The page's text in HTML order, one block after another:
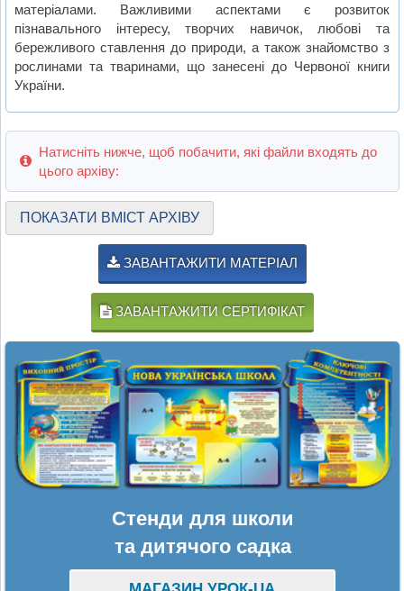
матеріалами. Важливими аспектами є розвиток
пізнавального інтересу, творчих навичок, любові та
бережливого ставлення до природи, а також знайомство з
рослинами та тваринами, що занесені до Червоної книги
України.
Натисніть нижче, щоб побачити, які файли входять до
цього архіву:
ПОКАЗАТИ ВМІСТ АРХІВУ
ЗАВАНТАЖИТИ МАТЕРІАЛ
ЗАВАНТАЖИТИ СЕРТИФІКАТ
Стенди для школи
та дитячого садка